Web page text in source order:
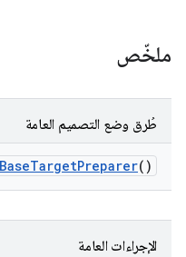
ملخّص
طُرق وضع التصميم العامة
BaseTargetPreparer()
الإجراءات العامة